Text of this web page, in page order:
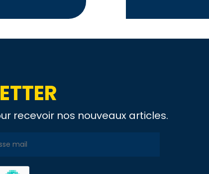
recevoir nos nouveaux articles.